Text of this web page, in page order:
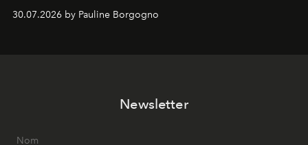
Chemistry Eau de Parfum.
30.07.2026 by Pauline Borgogno
Newsletter